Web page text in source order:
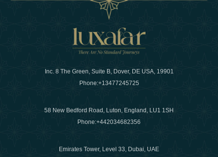
Inc. 8 The Green, Suite B, Dover, DE USA, 19901
Phone:+13477245725
58 New Bedford Road, Luton, England, LU1 1SH
Phone:+442034682356
Emirates Tower, Level 33, Dubai, UAE